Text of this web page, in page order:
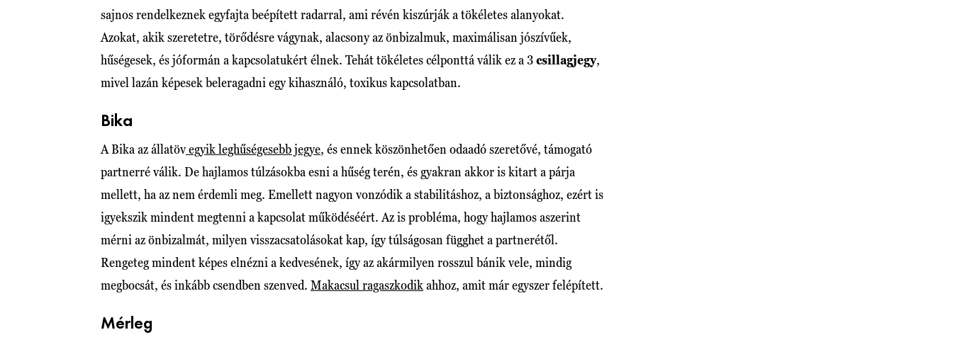
sajnos rendelkeznek egyfajta beépített radarral, ami révén kiszúrják a tökéletes alanyokat.
Azokat, akik szeretetre, törődésre vágynak, alacsony az önbizalmuk, maximálisan jószívűek,
hűségesek, és jóformán a kapcsolatukért élnek. Tehát tökéletes célponttá válik ez a 3csillagjegy,
mivel lazán képesek beleragadni egy kihasználó, toxikus kapcsolatban.
Bika
A Bika az állatövegyik leghűségesebb jegye, és ennek köszönhetően odaadó szeretővé, támogató
partnerré válik. De hajlamos túlzásokba esni a hűség terén, és gyakran akkor is kitart a párja
mellett, ha az nem érdemli meg. Emellett nagyon vonzódik a stabilitáshoz, a biztonsághoz, ezért is
igyekszik mindent megtenni a kapcsolat működéséért. Az is probléma, hogy hajlamos aszerint
mérni az önbizalmát, milyen visszacsatolásokat kap, így túlságosan függhet a partnerétől.
Rengeteg mindent képes elnézni a kedvesének, így az akármilyen rosszul bánik vele, mindig
megbocsát, és inkább csendben szenved. Makacsul ragaszkodikahhoz, amit már egyszer felépített.
Mérleg